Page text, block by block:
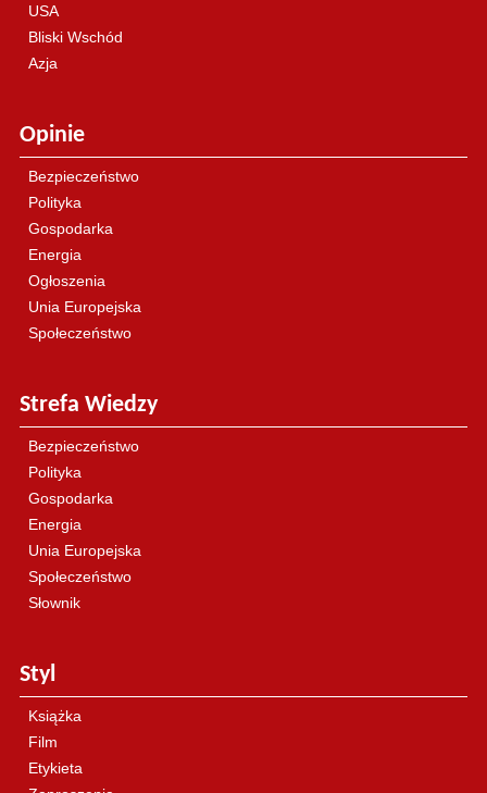
USA
Bliski Wschód
Azja
Opinie
Bezpieczeństwo
Polityka
Gospodarka
Energia
Ogłoszenia
Unia Europejska
Społeczeństwo
Strefa Wiedzy
Bezpieczeństwo
Polityka
Gospodarka
Energia
Unia Europejska
Społeczeństwo
Słownik
Styl
Książka
Film
Etykieta